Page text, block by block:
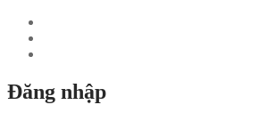
Đăng nhập